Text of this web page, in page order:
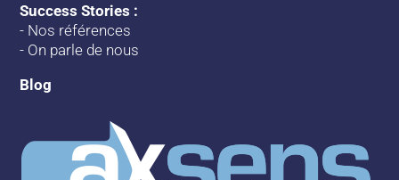
Success Stories :
- Nos références
- On parle de nous
Blog